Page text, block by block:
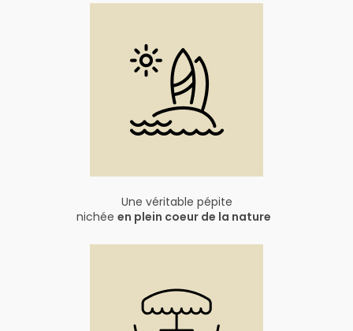
Une véritable pépite
nichée en plein coeur de la nature